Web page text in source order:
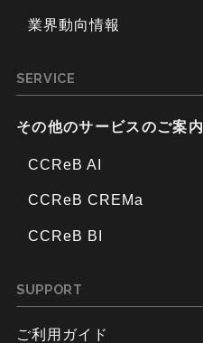
業界動向情報
SERVICE
その他のサービスのご案内
CCReB AI
CCReB CREMa
CCReB BI
SUPPORT
ご利用ガイド